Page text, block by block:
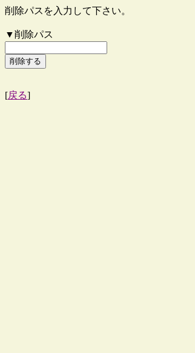
削除パスを入力して下さい。
▼削除パス
[戻る]